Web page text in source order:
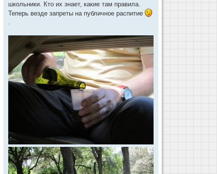
школьники. Кто их знает, какие там правила.
Теперь везде запреты на публичное распитие
.